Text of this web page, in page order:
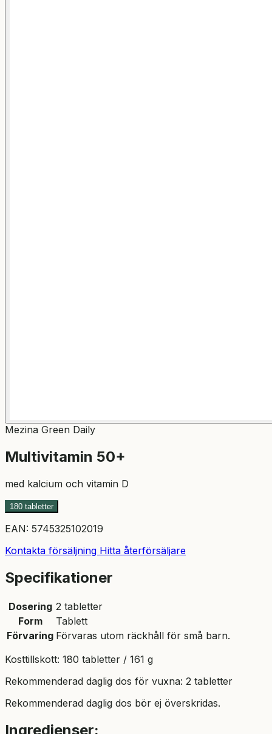
Mezina Green Daily
Multivitamin 50+
med kalcium och vitamin D
180 tabletter
EAN: 5745325102019
Kontakta försäljning Hitta återförsäljare
Specifikationer
Dosering 2 tabletter
Form
Tablett
Förvaring Förvaras utom räckhåll för små barn.
Kosttillskott: 180 tabletter / 161 g
Rekommenderad daglig dos för vuxna: 2 tabletter
Rekommenderad daglig dos bör ej överskridas.
Ingredienser: